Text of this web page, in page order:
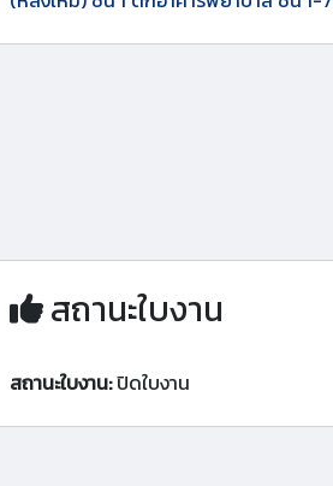
สถานะใบงาน
สถานะใบงาน:ปิดใบงาน